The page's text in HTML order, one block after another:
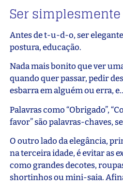
Ser
Antes de t-u-d-o, ser
postura, educação.
Nada mais bonito que ver
quando quer passar, pedir
esbarra em alguém ou erra,
Palavras como “Obrigado”,
favor” são palavras-chaves,
O outro lado da elegância,
na terceira idade, é evitar as
como grandes decotes,
shortinhos ou mini-saia.